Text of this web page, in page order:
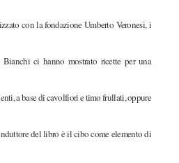
con la fondazione Umberto Veronesi, i
ci hanno mostrato ricette per una
a base di cavolfiori e timo frullati, oppure
del libro è il cibo come elemento di